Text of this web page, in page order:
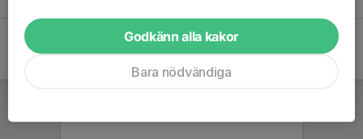
Godkänn alla kakor
Bara nödvändiga